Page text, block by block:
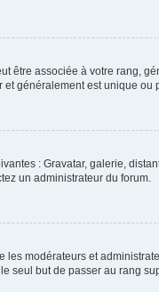
être associée à votre rang,
généralement est unique ou
: Gravatar, galerie,
un administrateur du forum.
modérateurs et
seul but de passer au rang